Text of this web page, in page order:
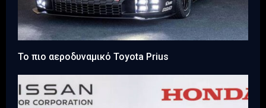
Το πιο αεροδυναμικό Toyota Prius